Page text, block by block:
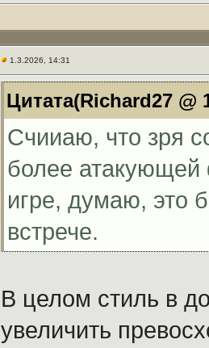
1.3.2026, 14:31
Цитата(Richard27 @
Счииаю, что зря
более
игре, думаю, это
встрече.
В целом стиль в
увеличить